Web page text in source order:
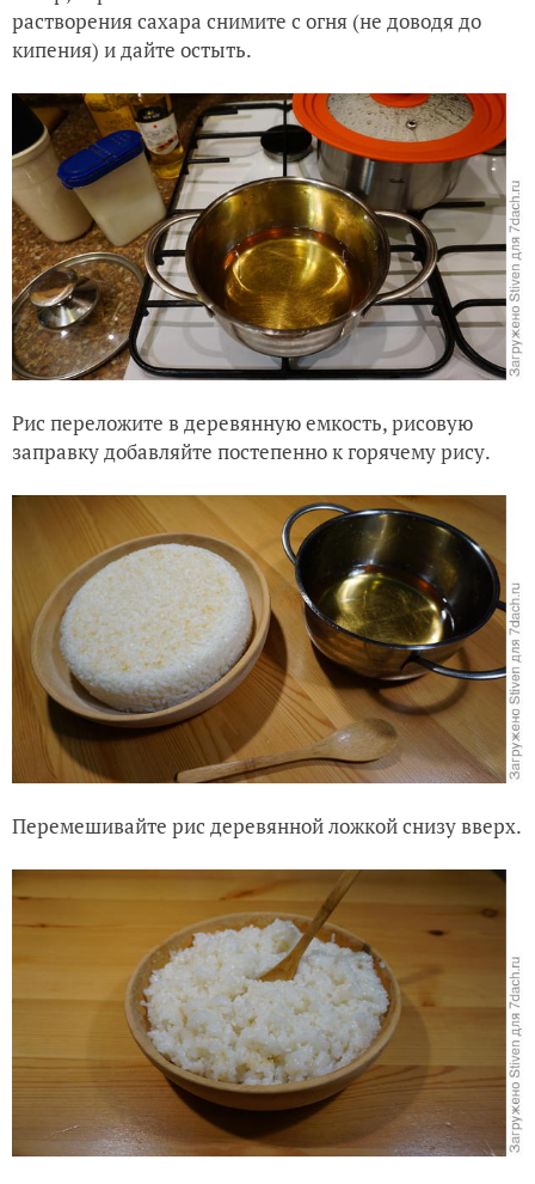
растворения сахара снимите с огня (не доводя до
кипения) и дайте остыть.
Рис переложите в деревянную емкость, рисовую
заправку добавляйте постепенно к горячему рису.
Перемешивайте рис деревянной ложкой снизу вверх.